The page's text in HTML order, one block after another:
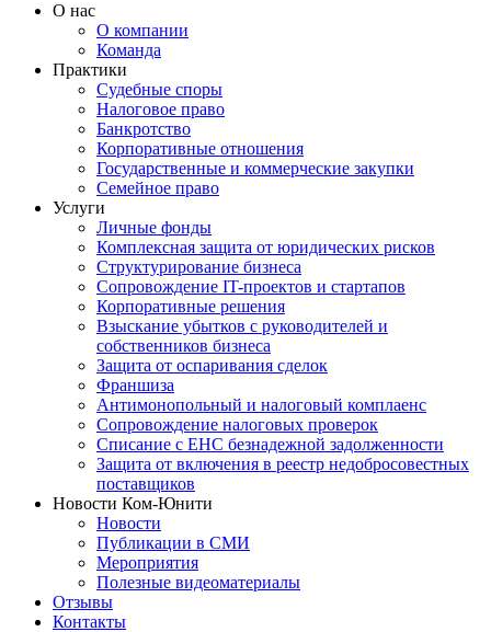
О нас
О компании
Команда
Практики
Судебные споры
Налоговое право
Банкротство
Корпоративные отношения
Государственные и коммерческие закупки
Семейное право
Услуги
Личные фонды
Комплексная защита от юридических рисков
Структурирование бизнеса
Сопровождение IT-проектов и стартапов
Корпоративные решения
Взыскание убытков с руководителей и
собственников бизнеса
Защита от оспаривания сделок
Франшиза
Антимонопольный и налоговый комплаенс
Сопровождение налоговых проверок
Списание с ЕНС безнадежной задолженности
Защита от включения в реестр недобросовестных
поставщиков
Новости Ком-Юнити
Новости
Публикации в СМИ
Мероприятия
Полезные видеоматериалы
Отзывы
Контакты